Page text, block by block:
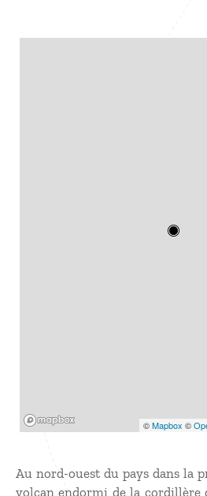
©Mapbox ©
Au nord-ouest du pays dans la
volcan endormi de la cordillère